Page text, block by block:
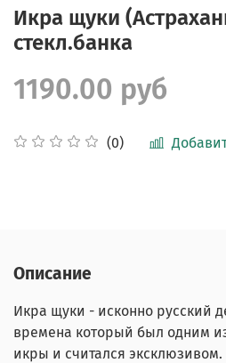
Икра щуки
стекл.банка
(0)
1190.00 руб
Описание
Икра щуки - исконно русский
времена который был одним
икры и считался эксклюзивом.